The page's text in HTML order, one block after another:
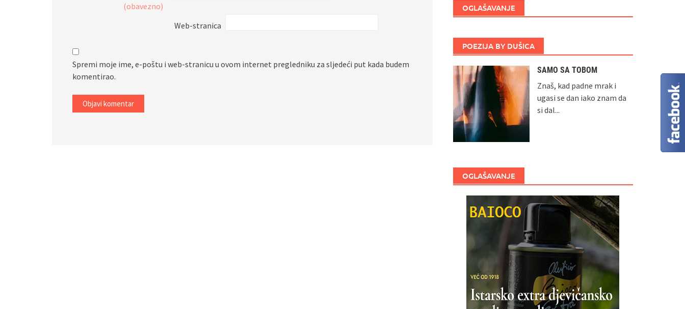
(obavezno)
Web-stranica
Spremi moje ime, e-poštu i web-stranicu u ovom internet pregledniku za sljedeći put kada budem
komentirao.
OGLAŠAVANJE
POEZIJA BY DUŠICA
SAMO SA TOBOM
Znaš, kad padne mrak i
ugasi se dan iako znam da
si dal...
OGLAŠAVANJE